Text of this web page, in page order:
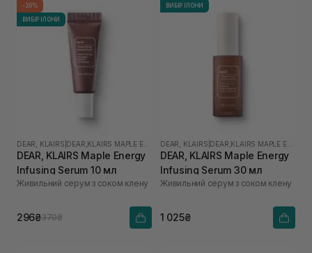
-20%
ВИБІР ІЛОНИ
DEAR, KLAIRS
DEAR, KLAIRS Maple Energy
Infusing Serum 10 мл
Живильний серум з соком клену
296₴370₴
ВИБІР ІЛОНИ
DEAR, KLAIRS
DEAR, KLAIRS Maple Energy
Infusing Serum 30 мл
Живильний серум з соком клену
1 025₴